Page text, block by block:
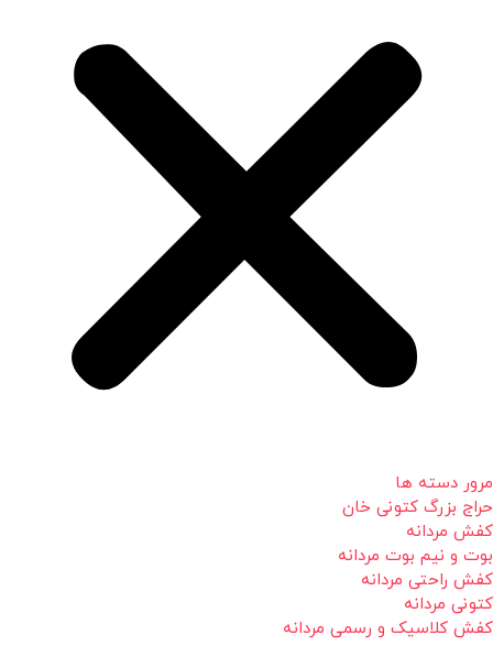
مرور دسته ها
حراج بزرگ کتونی خان
کفش مردانه
بوت و نیم بوت مردانه
کفش راحتی مردانه
کتونی مردانه
کفش کلاسیک و رسمی مردانه